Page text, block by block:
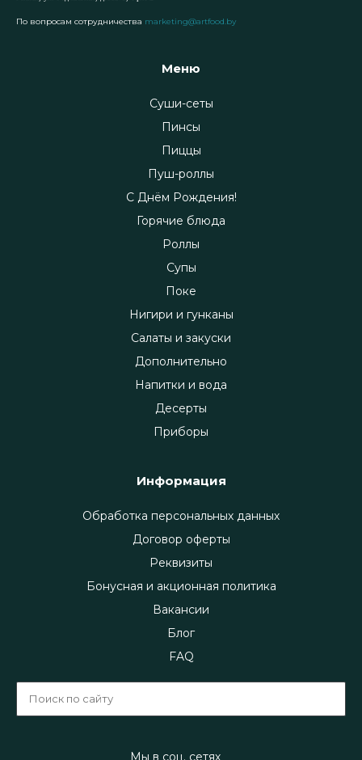
По вопросам сотрудничества marketing@artfood.by
Меню
Суши-сеты
Пинсы
Пиццы
Пуш-роллы
С Днём Рождения!
Горячие блюда
Роллы
Супы
Поке
Нигири и гунканы
Салаты и закуски
Дополнительно
Напитки и вода
Десерты
Приборы
Информация
Обработка персональных данных
Договор оферты
Реквизиты
Бонусная и акционная политика
Вакансии
Блог
FAQ
Мы в соц. сетях